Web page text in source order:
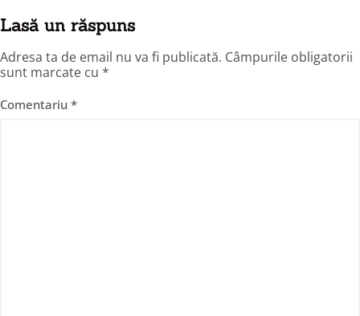
Lasă un răspuns
Adresa ta de email nu va fi publicată. Câmpurile obligatorii
sunt marcate cu *
Comentariu *